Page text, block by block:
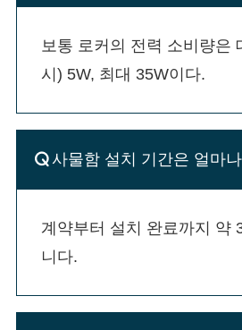
보통 로커의 전력 소비량은
시) 5W, 최대 35W이다.
사물함 설치 기간은 얼마
계약부터 설치 완료까지 약
니다.